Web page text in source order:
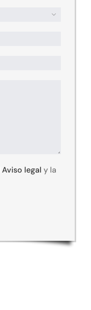

Aviso legal y la